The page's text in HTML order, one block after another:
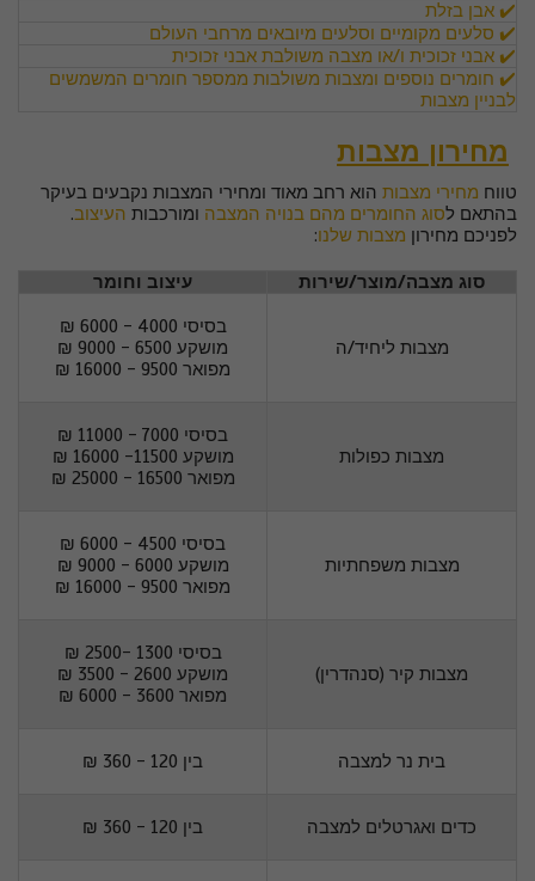
✔️ אבן בזלת
✔️ סלעים מקומיים וסלעים מיובאים מרחבי העולם
✔️ אבני זכוכית ו/או מצבה משולבת אבני זכוכית
✔️ חומרים נוספים ומצבות משולבות ממספר חומרים המשמשים
לבניין מצבות
מחירון מצבות
טווח מחירי מצבות הוא רחב מאוד ומחירי המצבות נקבעים בעיקר
בהתאם לסוג החומרים מהם בנויה המצבה ומורכבות העיצוב.
לפניכם מחירון מצבות שלנו:
סוג מצבה/מוצר/שירות עיצוב וחומר
מצבות ליחיד/ה
בסיסי 4000 - 6000 ₪
מושקע 6500 - 9000 ₪
מפואר 9500 - 16000 ₪
מצבות כפולות
בסיסי 7000 - 11000 ₪
מושקע 11500- 16000 ₪
מפואר 16500 - 25000 ₪
מצבות משפחתיות
בסיסי 4500 - 6000 ₪
מושקע 6000 - 9000 ₪
מפואר 9500 - 16000 ₪
מצבות קיר (סנהדרין)
בסיסי 1300 -2500 ₪
מושקע 2600 - 3500 ₪
מפואר 3600 - 6000 ₪
בית נר למצבה בין 120 - 360 ₪
כדים ואגרטלים למצבה בין 120 - 360 ₪